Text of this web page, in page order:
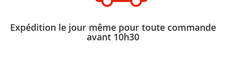
Expédition le jour même pour toute commande
avant 10h30